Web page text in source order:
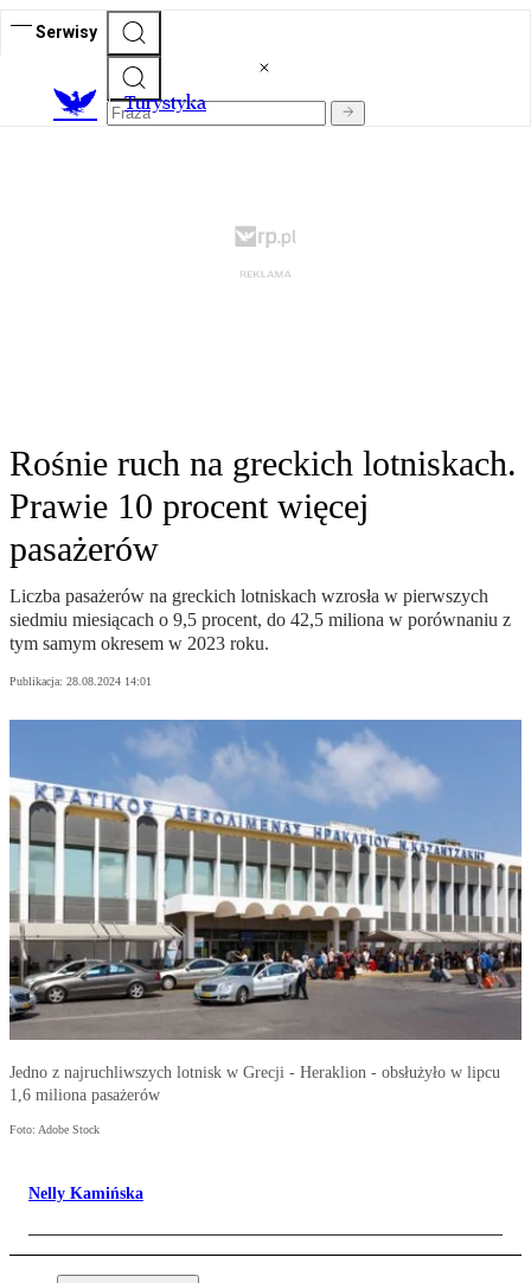
Serwisy
Turystyka
Rośnie ruch na greckich lotniskach.
Prawie 10 procent więcej
pasażerów
Liczba pasażerów na greckich lotniskach wzrosła w pierwszych
siedmiu miesiącach o 9,5 procent, do 42,5 miliona w porównaniu z
tym samym okresem w 2023 roku.
Publikacja: 28.08.2024 14:01
Jedno z najruchliwszych lotnisk w Grecji - Heraklion - obsłużyło w lipcu
1,6 miliona pasażerów
Foto: Adobe Stock
Nelly Kamińska